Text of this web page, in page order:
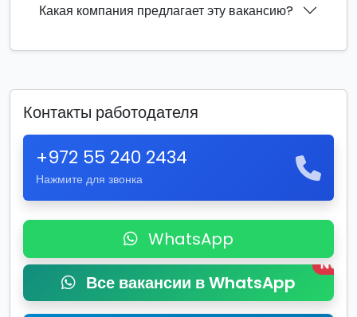
Какая компания предлагает эту вакансию?
Контакты работодателя
+972 55 240 2434
Нажмите для звонка
WhatsApp
Все вакансии в WhatsApp
New